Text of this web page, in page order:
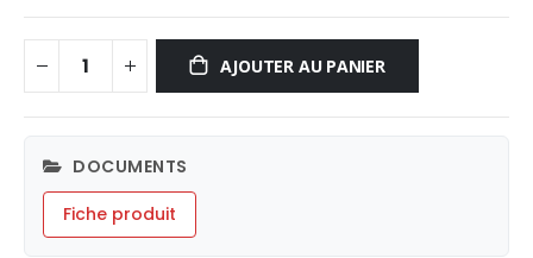
AJOUTER AU PANIER
DOCUMENTS
Fiche produit